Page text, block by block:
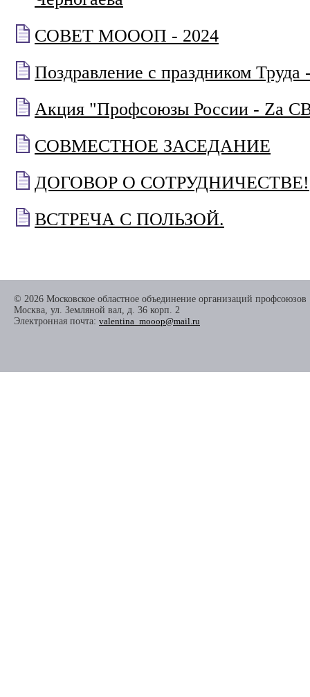
СОВЕТ МОООП - 2024
Поздравление с праздником Труда
Акция "Профсоюзы России - Za
СОВМЕСТНОЕ ЗАСЕДАНИЕ
ДОГОВОР О СОТРУДНИЧЕСТВЕ!
ВСТРЕЧА С ПОЛЬЗОЙ.
© 2026 Московское областное объединение организаций профсоюзов
Москва, ул. Земляной вал, д. 36 корп. 2
Электронная почта: valentina_mooop@mail.ru